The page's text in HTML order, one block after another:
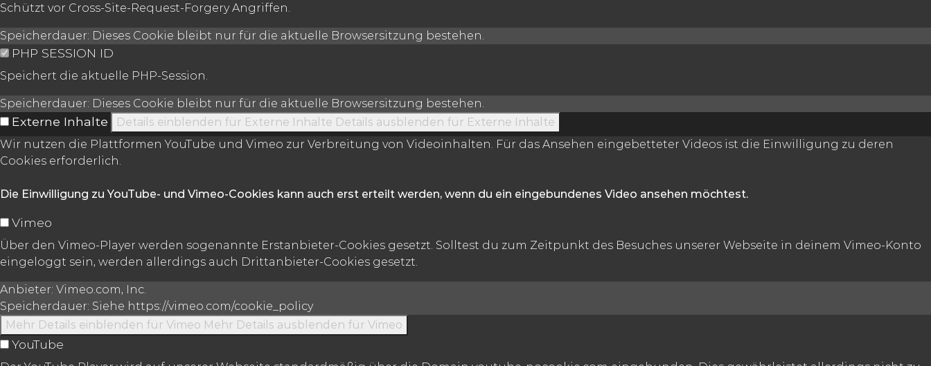
Schützt vor Cross-Site-Request-Forgery Angriffen.
Speicherdauer: Dieses Cookie bleibt nur für die aktuelle Browsersitzung bestehen.
PHP SESSION ID
Speichert die aktuelle PHP-Session.
Speicherdauer: Dieses Cookie bleibt nur für die aktuelle Browsersitzung bestehen.
Externe Inhalte Details einblenden für Externe Inhalte Details ausblenden für Externe Inhalte
Wir nutzen die Plattformen YouTube und Vimeo zur Verbreitung von Videoinhalten. Für das Ansehen eingebetteter Videos ist die Einwilligung zu deren
Cookies erforderlich.
Die Einwilligung zu YouTube- und Vimeo-Cookies kann auch erst erteilt werden, wenn du ein eingebundenes Video ansehen möchtest.
Vimeo
Über den Vimeo-Player werden sogenannte Erstanbieter-Cookies gesetzt. Solltest du zum Zeitpunkt des Besuches unserer Webseite in deinem Vimeo-Konto
eingeloggt sein, werden allerdings auch Drittanbieter-Cookies gesetzt.
Anbieter: Vimeo.com, Inc.
Speicherdauer: Siehe https://vimeo.com/cookie_policy
Mehr Details einblenden für Vimeo Mehr Details ausblenden für Vimeo
YouTube